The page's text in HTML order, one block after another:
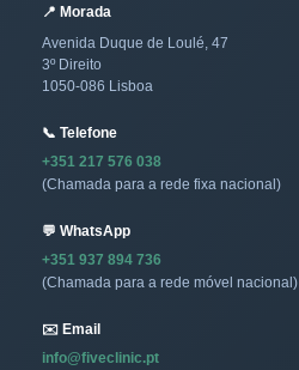
📍 Morada
Avenida Duque de Loulé, 47
3º Direito
1050-086 Lisboa
📞 Telefone
+351 217 576 038
(Chamada para a rede fixa nacional)
💬 WhatsApp
+351 937 894 736
(Chamada para a rede móvel nacional)
✉️ Email
info@fiveclinic.pt